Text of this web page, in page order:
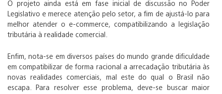
O projeto ainda está em fase inicial de discussão no Poder
Legislativo e merece atenção pelo setor, a fim de ajustá-lo para
melhor atender o e-commerce, compatibilizando a legislação
tributária à realidade comercial.
Enfim, nota-se em diversos países do mundo grande dificuldade
em compatibilizar de forma racional a arrecadação tributária às
novas realidades comerciais, mal este do qual o Brasil não
escapa. Para resolver esse problema, deve-se buscar maior